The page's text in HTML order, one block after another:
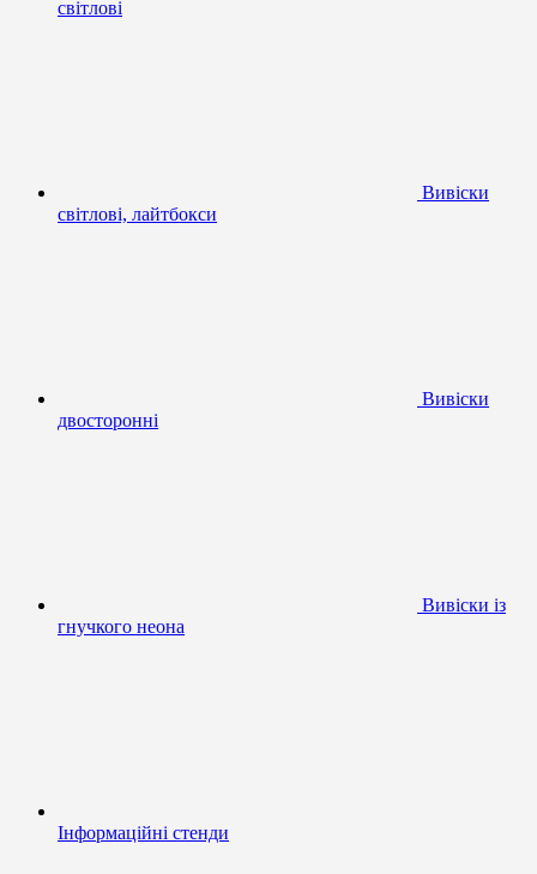
світлові
Вивіски
світлові, лайтбокси
Вивіски
двосторонні
Вивіски із
гнучкого неона
Інформаційні стенди